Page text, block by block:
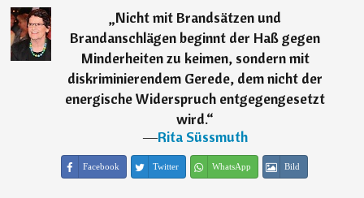
„Nicht mit Brandsätzen und
Brandanschlägen beginnt der Haß gegen
Minderheiten zu keimen, sondern mit
diskriminierendem Gerede, dem nicht der
energische Widerspruch entgegengesetzt
wird.“
―Rita Süssmuth
Facebook Twitter WhatsApp Bild